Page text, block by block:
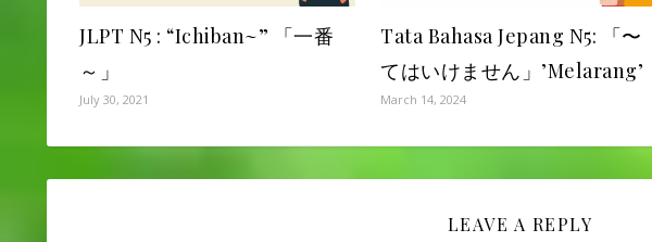
JLPT N5 : “Ichiban~” 「一番
～」
July 30, 2021
Tata Bahasa Jepang N5: 「〜
てはいけません」’Melarang’
March 14, 2024
LEAVE A REPLY